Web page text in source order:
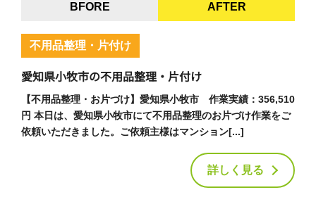
BFORE AFTER
不用品整理・片付け
愛知県小牧市の不用品整理・片付け
【不用品整理・お片づけ】愛知県小牧市 作業実績：356,510
円 本日は、愛知県小牧市にて不用品整理のお片づけ作業をご
依頼いただきました。ご依頼主様はマンション[...]
詳しく見る